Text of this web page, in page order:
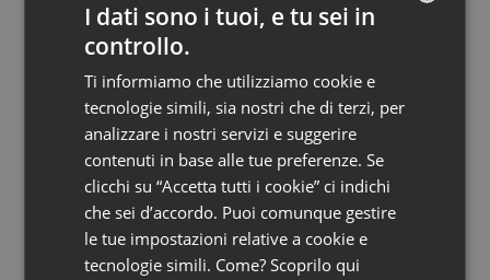
FRENCH
GERMAN
POLISH
RUSSIAN
SPANISH
PORTUGUESE
I dati sono i tuoi, e tu sei in
controllo.
Ti informiamo che utilizziamo cookie e
tecnologie simili, sia nostri che di terzi, per
analizzare i nostri servizi e suggerire
contenuti in base alle tue preferenze. Se
clicchi su “Accetta tutti i cookie” ci indichi
che sei d’accordo. Puoi comunque gestire
le tue impostazioni relative a cookie e
tecnologie simili. Come? Scoprilo qui